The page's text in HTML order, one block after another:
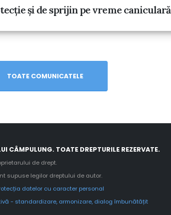
și de sprijin pe vreme caniculară
TOATE COMUNICATELE
CÂMPULUNG. TOATE DREPTURILE REZERVATE.
de drept.
supuse legilor dreptului de autor.
datelor cu caracter personal
- standardizare, armonizare, dialog îmbunătățit